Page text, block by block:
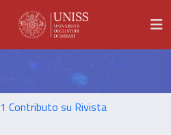
1 Contributo su Rivista